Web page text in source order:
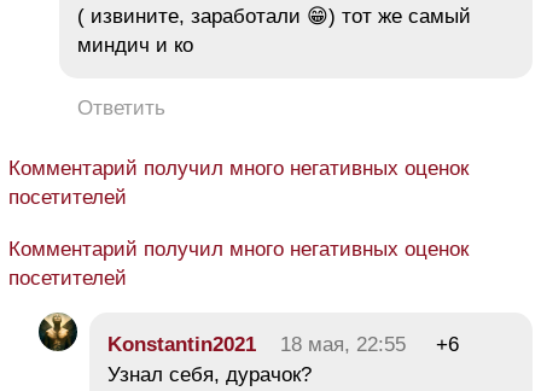
( извините, заработали 😁) тот же самый
миндич и ко
Ответить
Комментарий получил много негативных оценок
посетителей
Комментарий получил много негативных оценок
посетителей
Konstantin2021 18 мая, 22:55
+6
Узнал себя, дурачок?